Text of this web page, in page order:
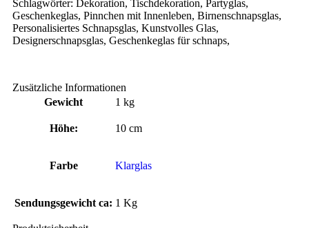
Schlagwörter: Dekoration, Tischdekoration, Partyglas,
Geschenkeglas, Pinnchen mit Innenleben, Birnenschnapsglas,
Personalisiertes Schnapsglas, Kunstvolles Glas,
Designerschnapsglas, Geschenkeglas für schnaps,
Zusätzliche Informationen
Gewicht
1 kg
Höhe: 10 cm
Farbe Klarglas
Sendungsgewicht ca: 1 Kg